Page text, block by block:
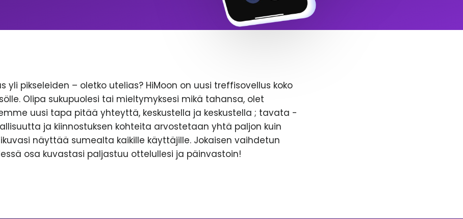
yli pikseleiden – oletko utelias? HiMoon on uusi treffisovellus koko
Olipa sukupuolesi tai mieltymyksesi mikä tahansa, olet
uusi tapa pitää yhteyttä, keskustella ja keskustella ; tavata -
ja kiinnostuksen kohteita arvostetaan yhtä paljon kuin
näyttää sumealta kaikille käyttäjille. Jokaisen vaihdetun
osa kuvastasi paljastuu ottelullesi ja päinvastoin!